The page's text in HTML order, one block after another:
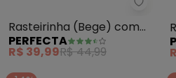
Rasteirinha (Bege) com
Tiras em Sintético Verniz
PERFECTA
R$ 39,99R$ 44,99